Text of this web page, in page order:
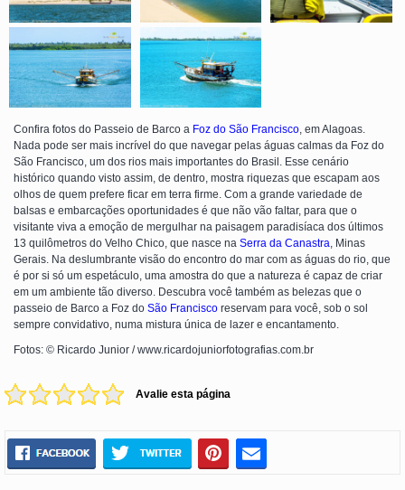
Confira fotos do Passeio de Barco a Foz do São Francisco, em Alagoas.
Nada pode ser mais incrível do que navegar pelas águas calmas da Foz do
São Francisco, um dos rios mais importantes do Brasil. Esse cenário
histórico quando visto assim, de dentro, mostra riquezas que escapam aos
olhos de quem prefere ficar em terra firme. Com a grande variedade de
balsas e embarcações oportunidades é que não vão faltar, para que o
visitante viva a emoção de mergulhar na paisagem paradisíaca dos últimos
13 quilômetros do Velho Chico, que nasce na Serra da Canastra, Minas
Gerais. Na deslumbrante visão do encontro do mar com as águas do rio, que
é por si só um espetáculo, uma amostra do que a natureza é capaz de criar
em um ambiente tão diverso. Descubra você também as belezas que o
passeio de Barco a Foz do São Francisco reservam para você, sob o sol
sempre convidativo, numa mistura única de lazer e encantamento.
Fotos: © Ricardo Junior / www.ricardojuniorfotografias.com.br
Avalie esta página